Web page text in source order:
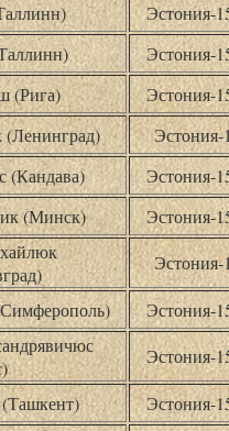
Эстония-
Эстония-
(Рига)
Эстония-
Эстония-
(Кандава)
Эстония-
(Минск)
Эстония-
Эстония-
Эстония-
Эстония-
Эстония-